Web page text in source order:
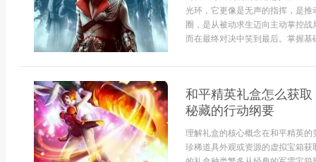
光环，它更像是无声的指挥，是
圈，是从被动求生迈向主动掌控
而在最终对决中笑到最后。掌握
和平精英礼盒怎么获
秘藏的行动纲要
理解礼盒的核心概念在和平精英
珍稀道具外观或资源的虚拟宝箱